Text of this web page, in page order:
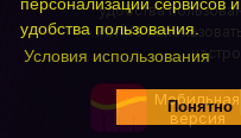
удобства пользования.
Условия использования
Понятно
удобства
хотите
Мобильная
версия